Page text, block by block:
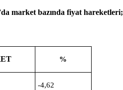
market bazında fiyat hareketleri;
%
-4,62